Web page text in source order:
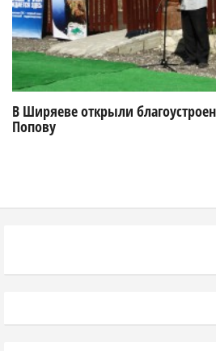
В Ширяеве открыли
Попову